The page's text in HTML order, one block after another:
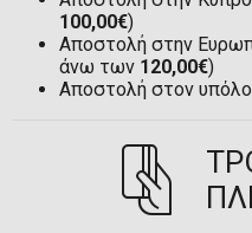
100,00€)
Αποστολή στην
άνω των 120,00€)
Αποστολή στον